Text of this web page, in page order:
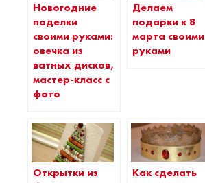
Новогодние
поделки
своими руками:
овечка из
ватных дисков,
мастер-класс с
фото
Делаем
подарки к 8
марта своими
руками
Открытки из
Как сделать